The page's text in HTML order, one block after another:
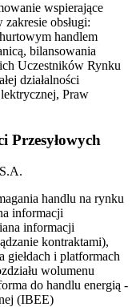
wspierające
obsługi:
handlem
bilansowania
Uczestników Rynku
działalności
Praw
Przesyłowych
handlu na rynku
informacji
informacji
kontraktami),
giełdach i platformach
wolumenu
do handlu energią -
(IBEE)